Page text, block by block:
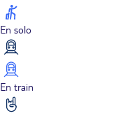
En solo
En train